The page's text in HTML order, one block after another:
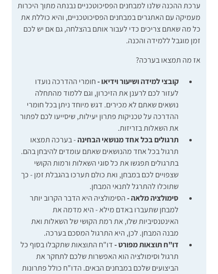
ערכת ההכנה שלנו למבחנים הפסיכוטכניים נבנתה מתוך היכרות
מעמיקה עם האתגרים במבחנים הפסיכוטכניים, והיא כוללת את
כל מה שאתם צריכים כדי לעבור אותם בהצלחה, גם אם יש לכם
זמן מוגבל ללמידה והכנה.
אז מה תמצאו בערכה?
קובצי למידה ושיעור וידיאו -חומרי ההדרכה נועדו
לעזור לכם לרענן את הזיכרון, וגם ללמוד מהתחלה
נושאים שאתם לא מכירים. דגש מיוחד ניתן בכל חומרי
ההדרכה על טכניקות פתרון יעילות, שיסייעו לכם לפתור
את השאלות בזריזות.
תרגולים בכל אחד מנושאי הבחינה- בערכה תמצאו
תרגול בכל אחד מהנושאים שאתם עומדים להיבחן בהם.
בתרגולים תפגשו את כל סוגי השאלות ורמות הקושי
שצפויים לכם במבחן, ואת כולם תערכו בהגבלת זמן - כך
שתוכלו להתרגל לתנאי המבחן.
סימולציה מלאה -הסימולציה היא הדבר הקרוב יותר
למבחן שתעברו באדם מילא - היא מדמה את
האינטנסיביות שלו, את רמת הקושי של השאלות ואת
מבנה המבחן. לכן, היא התרגול המסכם בערכה.
דו"ח תוצאות מפורט -דו"ח התוצאות שתקבלו בסוף כל
תרגול וסימולציה הוא האפשרות שלכם לתחקר את
הביצועים שלכם במבחנים הבאים. הדו"ח כולל פתרונות